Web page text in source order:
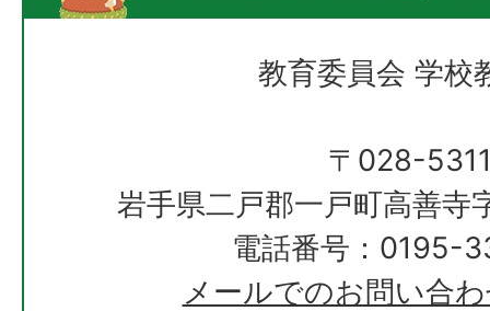
教育委員会 学校
〒028-
岩手県二戸郡一戸町高善寺
電話番号：0195-
メールでのお問い合